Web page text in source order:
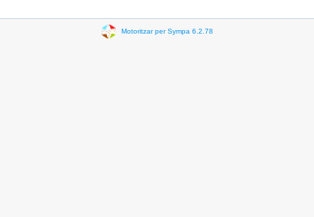
Motoritzar per Sympa 6.2.78